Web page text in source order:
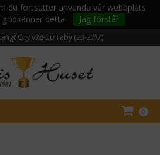
du fortsätter använda vår webbplats
detta.
Jag förstår
City v28-30Täby (23-27/7)
0